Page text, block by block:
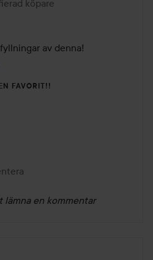
köpare
av denna!
FAVORIT!!
lämna en kommentar